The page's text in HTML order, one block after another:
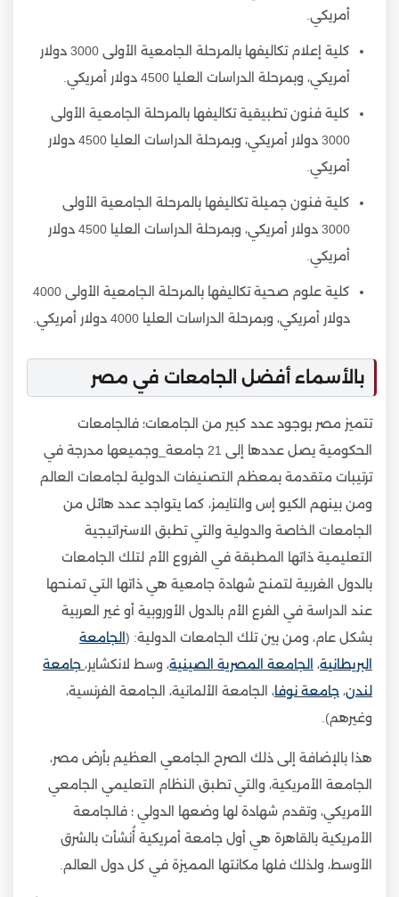
أمريكي.
كلية إعلام تكاليفها بالمرحلة الجامعية الأولى 3000 دولار
أمريكي، وبمرحلة الدراسات العليا 4500 دولار أمريكي.
كلية فنون تطبيقية تكاليفها بالمرحلة الجامعية الأولى
3000 دولار أمريكي، وبمرحلة الدراسات العليا 4500 دولار
أمريكي.
كلية فنون جميلة تكاليفها بالمرحلة الجامعية الأولى
3000 دولار أمريكي، وبمرحلة الدراسات العليا 4500 دولار
أمريكي.
كلية علوم صحية تكاليفها بالمرحلة الجامعية الأولى 4000
دولار أمريكي، وبمرحلة الدراسات العليا 4000 دولار أمريكي.
بالأسماء أفضل الجامعات في مصر
تتميز مصر بوجود عدد كبير من الجامعات؛ فالجامعات
الحكومية يصل عددها إلى 21 جامعة_وجميعها مدرجة في
ترتيبات متقدمة بمعظم التصنيفات الدولية لجامعات العالم
ومن بينهم الكيو إس والتايمز، كما يتواجد عدد هائل من
الجامعات الخاصة والدولية والتي تطبق الاستراتيجية
التعليمية ذاتها المطبقة في الفروع الأم لتلك الجامعات
بالدول الغربية لتمنح شهادة جامعية هي ذاتها التي تمنحها
عند الدراسة في الفرع الأم بالدول الأوروبية أو غير العربية
بشكل عام، ومن بين تلك الجامعات الدولية: ( الجامعة
البريطانية، الجامعة المصرية الصينية، وسط لانكشاير، جامعة
لندن، جامعة نوفا، الجامعة الألمانية، الجامعة الفرنسية،
وغيرهم).
هذا بالإضافة إلى ذلك الصرح الجامعي العظيم بأرض مصر،
الجامعة الأمريكية، والتي تطبق النظام التعليمي الجامعي
الأمريكي، وتقدم شهادة لها وضعها الدولي ؛ فالجامعة
الأمريكية بالقاهرة هي أول جامعة أمريكية أُنشأت بالشرق
الأوسط، ولذلك فلها مكانتها المميزة في كل دول العالم.